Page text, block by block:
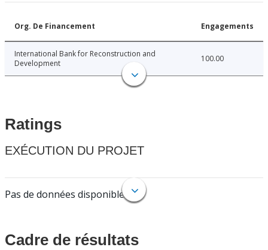
Org. De Financement Engagements
International Bank for Reconstruction and
Development
100.00
Ratings
EXÉCUTION DU PROJET
Pas de données disponibles.
Cadre de résultats